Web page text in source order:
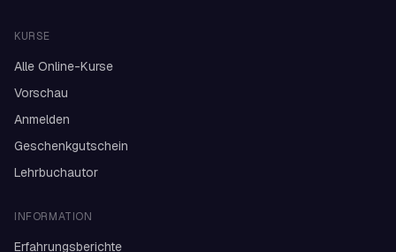
KURSE
Alle Online-Kurse
Vorschau
Anmelden
Geschenkgutschein
Lehrbuchautor
INFORMATION
Erfahrungsberichte